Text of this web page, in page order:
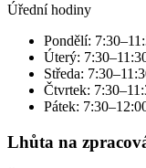
Úřední hodiny
Pondělí:
Úterý:
Středa:
Čtvrtek:
Pátek:
Lhůta na